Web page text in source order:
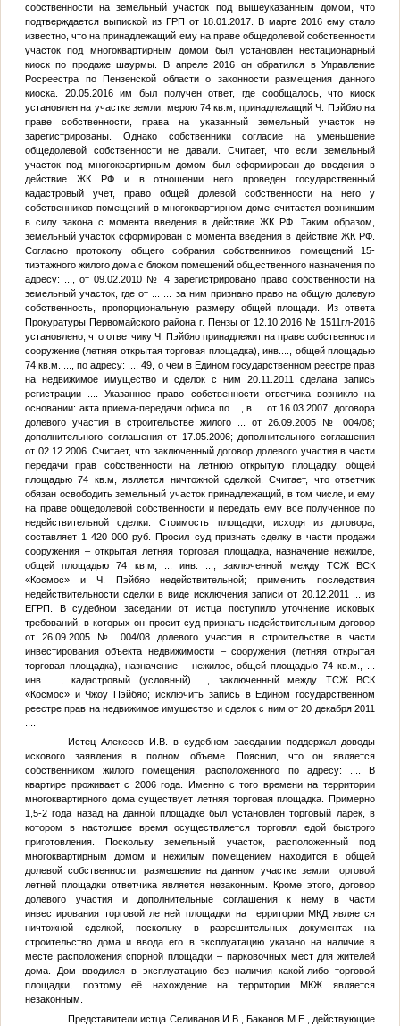
собственности на земельный участок под вышеуказанным домом, что
подтверждается выпиской из ГРП от 18.01.2017. В марте 2016 ему стало
известно, что на принадлежащий ему на праве общедолевой собственности
участок под многоквартирным домом был установлен нестационарный
киоск по продаже шаурмы. В апреле 2016 он обратился в Управление
Росреестра по Пензенской области о законности размещения данного
киоска. 20.05.2016 им был получен ответ, где сообщалось, что киоск
установлен на участке земли, мерою 74 кв.м, принадлежащий Ч. Пэйбяо на
праве собственности, права на указанный земельный участок не
зарегистрированы. Однако собственники согласие на уменьшение
общедолевой собственности не давали. Считает, что если земельный
участок под многоквартирным домом был сформирован до введения в
действие ЖК РФ и в отношении него проведен государственный
кадастровый учет, право общей долевой собственности на него у
собственников помещений в многоквартирном доме считается возникшим
в силу закона с момента введения в действие ЖК РФ. Таким образом,
земельный участок сформирован с момента введения в действие ЖК РФ.
Согласно протоколу общего собрания собственников помещений 15-
тиэтажного жилого дома с блоком помещений общественного назначения по
адресу:
, от 09.02.2010 № 4 зарегистрировано право собственности на
земельный участок, где от
за ним признано право на общую долевую
собственность, пропорциональную размеру общей площади. Из ответа
Прокуратуры Первомайского района г. Пензы от 12.10.2016 № 1511гл-2016
установлено, что ответчику Ч. Пэйбяо принадлежит на праве собственности
сооружение (летняя открытая торговая площадка), инв.
, общей площадью
74 кв.м.
, по адресу:
. 49, о чем в Едином государственном реестре прав
на недвижимое имущество и сделок с ним 20.11.2011 сделана запись
регистрации
. Указанное право собственности ответчика возникло на
основании: акта приема-передачи офиса по
, в
от 16.03.2007; договора
долевого участия в строительстве жилого
от 26.09.2005 № 004/08;
дополнительного соглашения от 17.05.2006; дополнительного соглашения
от 02.12.2006. Считает, что заключенный договор долевого участия в части
передачи прав собственности на летнюю открытую площадку, общей
площадью 74 кв.м, является ничтожной сделкой. Считает, что ответчик
обязан освободить земельный участок принадлежащий, в том числе, и ему
на праве общедолевой собственности и передать ему все полученное по
недействительной сделки. Стоимость площадки, исходя из договора,
составляет 1 420 000 руб. Просил суд признать сделку в части продажи
сооружения – открытая летняя торговая площадка, назначение нежилое,
общей площадью 74 кв.м,
инв.
, заключенной между ТСЖ ВСК
«Космос» и Ч. Пэйбяо недействительной; применить последствия
недействительности сделки в виде исключения записи от 20.12.2011
из
ЕГРП. В судебном заседании от истца поступило уточнение исковых
требований, в которых он просит суд признать недействительным договор
от 26.09.2005 № 004/08 долевого участия в строительстве в части
инвестирования объекта недвижимости – сооружения (летняя открытая
торговая площадка), назначение – нежилое, общей площадью 74 кв.м.,
инв.
, кадастровый (условный)
, заключенный между ТСЖ ВСК
«Космос» и Чжоу Пэйбяо; исключить запись в Едином государственном
реестре прав на недвижимое имущество и сделок с ним от 20 декабря 2011
Истец Алексеев И.В. в судебном заседании поддержал доводы
искового заявления в полном объеме. Пояснил, что он является
собственником жилого помещения, расположенного по адресу:
. В
квартире проживает с 2006 года. Именно с того времени на территории
многоквартирного дома существует летняя торговая площадка. Примерно
1,5-2 года назад на данной площадке был установлен торговый ларек, в
котором в настоящее время осуществляется торговля едой быстрого
приготовления. Поскольку земельный участок, расположенный под
многоквартирным домом и нежилым помещением находится в общей
долевой собственности, размещение на данном участке земли торговой
летней площадки ответчика является незаконным. Кроме этого, договор
долевого участия и дополнительные соглашения к нему в части
инвестирования торговой летней площадки на территории МКД является
ничтожной сделкой, поскольку в разрешительных документах на
строительство дома и ввода его в эксплуатацию указано на наличие в
месте расположения спорной площадки – парковочных мест для жителей
дома. Дом вводился в эксплуатацию без наличия какой-либо торговой
площадки, поэтому её нахождение на территории МКЖ является
незаконным.
Представители истца Селиванов И.В., Баканов М.Е., действующие